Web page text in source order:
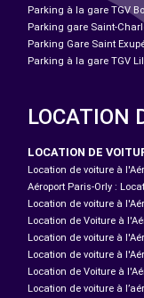
Parking à la gare TGV
Parking gare Saint-
Parking Gare Saint
Parking à la gare TGV
LOCATION
LOCATION DE
Location de voiture à
Aéroport Paris-Orly :
Location de voiture à
Location de Voiture à
Location de voiture à
Location de voiture à
Location de Voiture à
Location de voiture à